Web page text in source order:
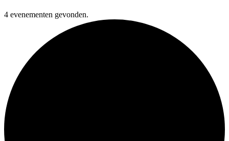
4 evenementen gevonden.